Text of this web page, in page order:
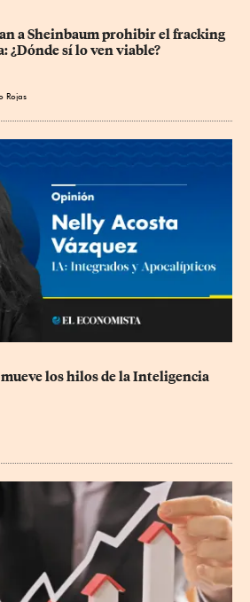
a Sheinbaum prohibir el fracking
¿Dónde sí lo ven viable?
Rojas
los hilos de la Inteligencia